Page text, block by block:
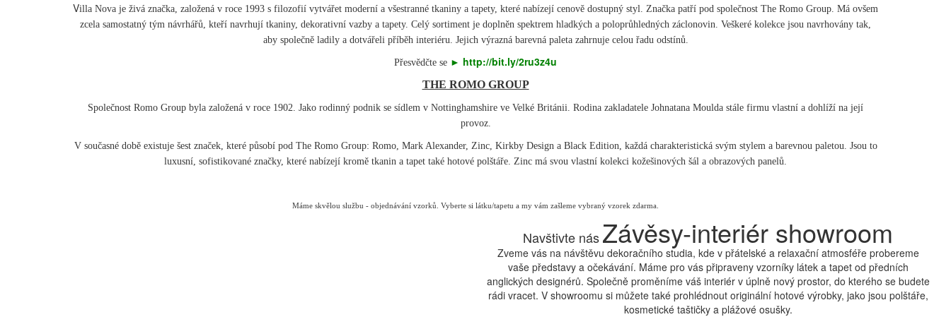
Villa Nova je živá značka, založená v roce 1993 s filozofií vytvářet moderní a všestranné tkaniny a tapety, které nabízejí cenově dostupný styl. Značka patří pod společnost The Romo Group. Má ovšem
zcela samostatný tým návrhářů, kteří navrhují tkaniny, dekorativní vazby a tapety. Celý sortiment je doplněn spektrem hladkých a poloprůhledných záclonovin. Veškeré kolekce jsou navrhovány tak,
aby společně ladily a dotvářeli příběh interiéru. Jejich výrazná barevná paleta zahrnuje celou řadu odstínů.
Přesvědčte se ► http://bit.ly/2ru3z4u
THE ROMO GROUP
Společnost Romo Group byla založená v roce 1902. Jako rodinný podnik se sídlem v Nottinghamshire ve Velké Británii. Rodina zakladatele Johnatana Moulda stále firmu vlastní a dohlíží na její
provoz.
V současné době existuje šest značek, které působí pod The Romo Group: Romo, Mark Alexander, Zinc, Kirkby Design a Black Edition, každá charakteristická svým stylem a barevnou paletou. Jsou to
luxusní, sofistikované značky, které nabízejí kromě tkanin a tapet také hotové polštáře. Zinc má svou vlastní kolekci kožešinových šál a obrazových panelů.
Máme skvělou službu - objednávání vzorků. Vyberte si látku/tapetu a my vám zašleme vybraný vzorek zdarma.
Navštivte násZávěsy-interiér showroom
Zveme vás na návštěvu dekoračního studia, kde v přátelské a relaxační atmosféře probereme
vaše představy a očekávání. Máme pro vás připraveny vzorníky látek a tapet od předních
anglických designérů. Společně proměníme váš interiér v úplně nový prostor, do kterého se budete
rádi vracet. V showroomu si můžete také prohlédnout originální hotové výrobky, jako jsou polštáře,
kosmetické taštičky a plážové osušky.